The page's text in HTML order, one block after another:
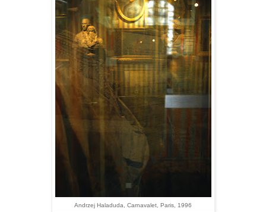
Andrzej Haladuda, Carnavalet, Paris, 1996